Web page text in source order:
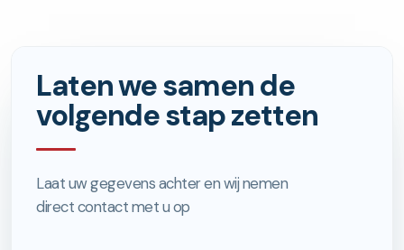
Laten we samen de
volgende stap zetten
Laat uw gegevens achter en wij nemen
direct contact met u op